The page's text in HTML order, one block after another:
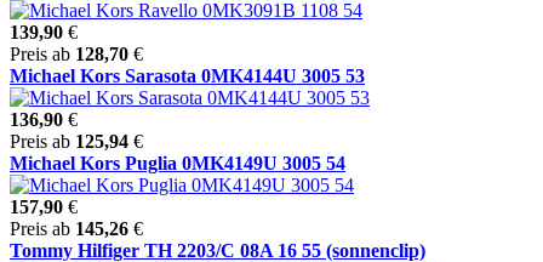
139,90 €
Preis ab 128,70 €
Michael Kors Sarasota 0MK4144U 3005 53
136,90 €
Preis ab 125,94 €
Michael Kors Puglia 0MK4149U 3005 54
157,90 €
Preis ab 145,26 €
Tommy Hilfiger TH 2203/C 08A 16 55 (sonnenclip)